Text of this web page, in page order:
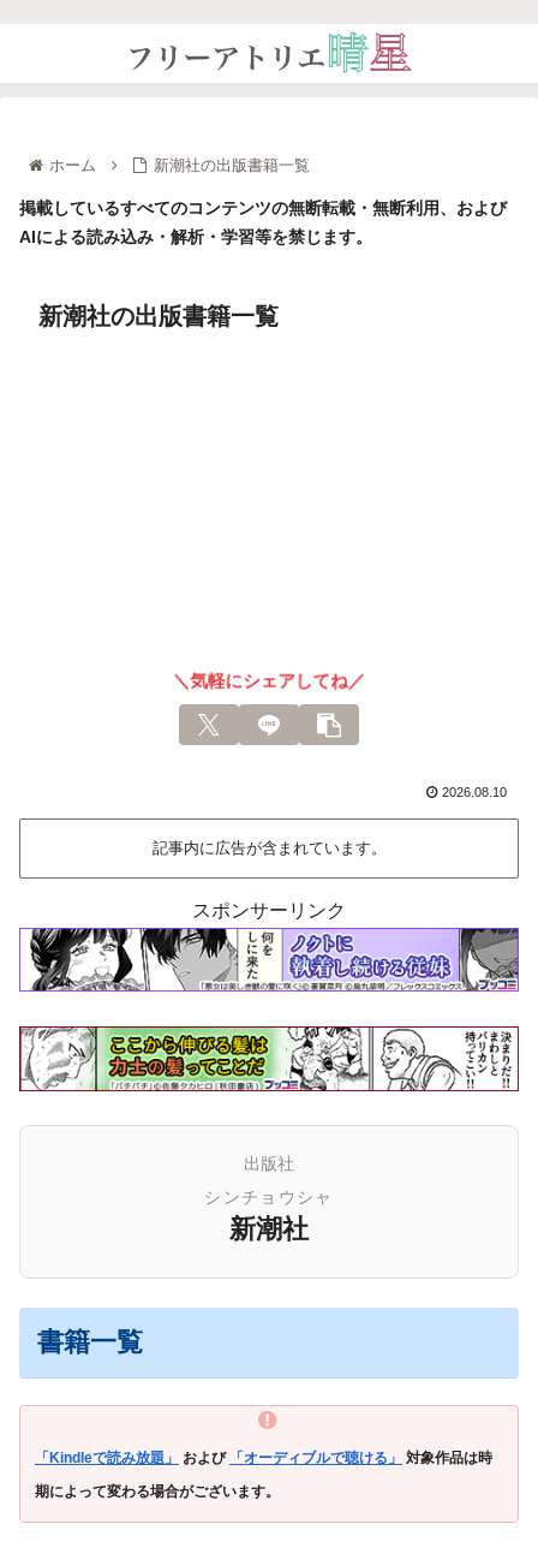
ホーム 新潮社の出版書籍一覧
掲載しているすべてのコンテンツの無断転載・無断利用、および
AIによる読み込み・解析・学習等を禁じます。
新潮社の出版書籍一覧
＼気軽にシェアしてね／
2026.08.10
記事内に広告が含まれています。
スポンサーリンク
出版社
シンチョウシャ
新潮社
書籍一覧
「Kindleで読み放題」 および 「オーディブルで聴ける」
対象作品は時
期によって変わる場合がございます。